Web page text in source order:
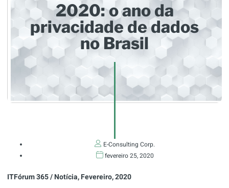
2020: o ano da
privacidade de dados
no Brasil
E-Consulting Corp.
fevereiro 25, 2020
ITFórum 365 / Notícia, Fevereiro, 2020